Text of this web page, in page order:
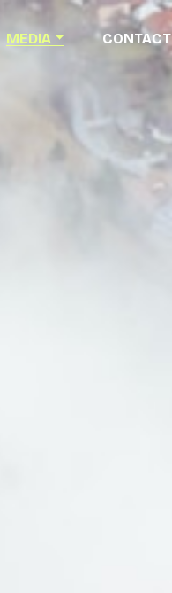
MEDIA CONTACT